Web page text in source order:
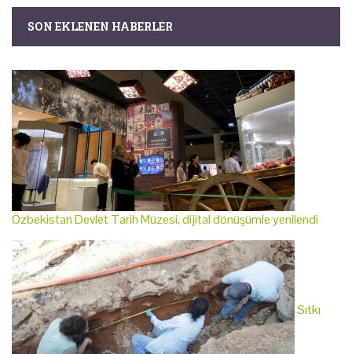
SON EKLENEN HABERLER
Özbekistan Devlet Tarih Müzesi, dijital dönüşümle yenilendi
Sıtkı